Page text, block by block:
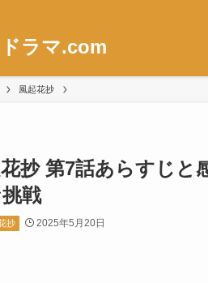
ラマ.com
風起花抄
抄 第7話あらすじと
戦
抄 2025年5月20日